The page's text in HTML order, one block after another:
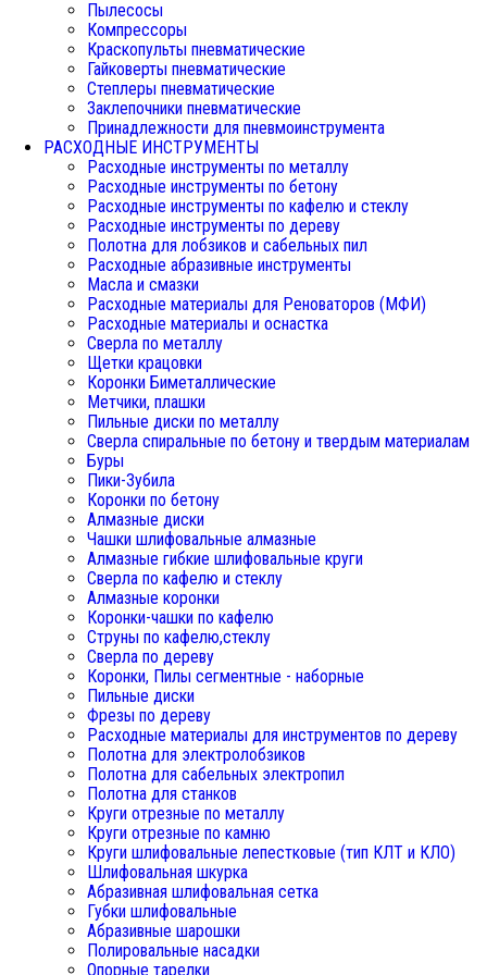
Пылесосы
Компрессоры
Краскопульты пневматические
Гайковерты пневматические
Степлеры пневматические
Заклепочники пневматические
Принадлежности для пневмоинструмента
РАСХОДНЫЕ ИНСТРУМЕНТЫ
Расходные инструменты по металлу
Расходные инструменты по бетону
Расходные инструменты по кафелю и стеклу
Расходные инструменты по дереву
Полотна для лобзиков и сабельных пил
Расходные абразивные инструменты
Масла и смазки
Расходные материалы для Реноваторов (МФИ)
Расходные материалы и оснастка
Сверла по металлу
Щетки крацовки
Коронки Биметаллические
Метчики, плашки
Пильные диски по металлу
Сверла спиральные по бетону и твердым материалам
Буры
Пики-Зубила
Коронки по бетону
Алмазные диски
Чашки шлифовальные алмазные
Алмазные гибкие шлифовальные круги
Сверла по кафелю и стеклу
Алмазные коронки
Коронки-чашки по кафелю
Струны по кафелю,стеклу
Сверла по дереву
Коронки, Пилы сегментные - наборные
Пильные диски
Фрезы по дереву
Расходные материалы для инструментов по дереву
Полотна для электролобзиков
Полотна для сабельных электропил
Полотна для станков
Круги отрезные по металлу
Круги отрезные по камню
Круги шлифовальные лепестковые (тип КЛТ и КЛО)
Шлифовальная шкурка
Абразивная шлифовальная сетка
Губки шлифовальные
Абразивные шарошки
Полировальные насадки
Опорные тарелки